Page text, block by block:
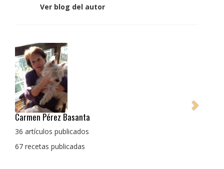
Ver blog del autor
Pedro Manuel Collado Cruz
La cocina para mi es producto bien tratado sin
con un toque diferente